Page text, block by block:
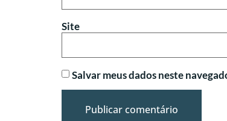
Site
Salvar meus dados neste